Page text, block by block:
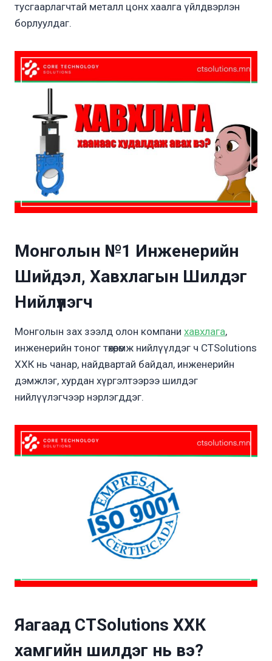
тусгаарлагчтай металл цонх хаалга үйлдвэрлэн
борлуулдаг.
Монголын №1 Инженерийн
Шийдэл, Хавхлагын Шилдэг
Нийлүүлэгч
Монголын зах зээлд олон компани хавхлага,
инженерийн тоног төхөөрөмж нийлүүлдэг ч CTSolutions
ХХК нь чанар, найдвартай байдал, инженерийн
дэмжлэг, хурдан хүргэлтээрээ шилдэг
нийлүүлэгчээр нэрлэгддэг.
Яагаад CTSolutions ХХК
хамгийн шилдэг нь вэ?